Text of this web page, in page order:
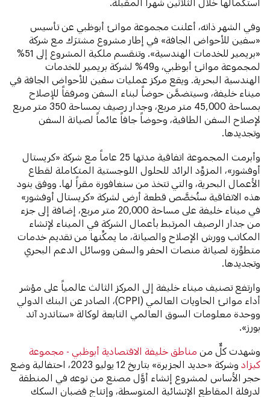
وفي الشهر ذاته، أعلنت مجموعة موانئ أبوظبي عن تأسيس
«سفين للأحواض الجافة» في إطار مشروع مشترَك مع شركة
«بريمير للخدمات الهندسية». وتنقسم ملكية المشروع إلى 51%
لمجموعة موانئ أبوظبي، و49% لشركة بريمير للخدمات
الهندسية البحرية. ويقع مركز عمليات سفين للأحواض الجافة في
ميناء خليفة، وسيتضمَّن حوضاً لبناء السفن ومرفقاً للإصلاح
بمساحة 45,000 متر مربع، وجدار رصيف بمساحة 350 متر مربع
لإصلاح السفن الطافية، وحوضاً جافاً عائماً لصيانة السفن
وتجديدها.
وأبرمت المجموعة اتفاقية مدتها 25 عاماً مع شركة «كريستال
أوفشور»، المزوِّد الرائد للحلول اللوجستية المتكاملة لقطاع
الأعمال البحرية، والتي تتخذ من سنغافورة مقراً لها. ووفق بنود
هذه الاتفاقية ستُخصَّص قطعة أرض لشركة «كريستال أوفشور»
في ميناء خليفة على مساحة 20,000 متر مربع، إضافة إلى جزء
من جدار الرصيف المرتبط بأعمال الشركة في الميناء لإنشاء
المكاتب وورش الإصلاح والصيانة، ما يمكِّنها من تقديم خدمات
متطوِّرة لصيانة منصات الحفر والسفن ووسائل الدعم البحري
وتجديدها.
وارتفع تصنيف ميناء خليفة إلى المركز الثالث عالمياً على مؤشر
أداء موانئ الحاويات العالمي (CPPI)، الصادر عن البنك الدولي
ووحدة معلومات السوق العالمي التابعة لوكالة «ستاندرد آند
بورز».
وشهدت كلٌّ من مناطق خليفة الاقتصادية أبوظبي - مجموعة
كيزاد
وشركة «حديد الجزيرة» بتاريخ 12 يوليو 2023، احتفالية وضع
حجر الأساس لمشروع إنشاء أوَّل مصنع من نوعه في المنطقة
لدرفلة المقاطع الإنشائية المتوسطة، وإنتاج قضبان السكك